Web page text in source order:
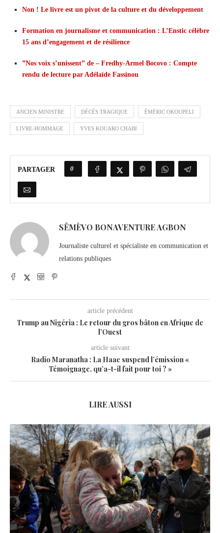
Non ! Le livre est un pivot de la culture et du développement
Formation en journalisme et communication : L’Enstic célèbre
15 ans d’engagement et de résilience‎
”Nos voix s’unissent” de – Fredhy-Armel Bocovo : Compte
rendu de lecture par Adélaïde Fassinou
ANCIEN MINISTRE DÉCÈS TRAGIQUE ÉMÉRIC OKOUPELI
LIVRE-HOMMAGE YVES KOUARO CHABI
PARTAGER 0
SÊMÈVO BONAVENTURE AGBON
Journaliste culturel et spécialiste en communication et
relations publiques
article précédent
Trump au Nigéria : Le retour du gros bâton en Afrique de
l’Ouest
article suivant
Radio Maranatha : La Haac suspend l’émission «
Témoignage, qu’a-t-il fait pour toi ? »
LIRE AUSSI